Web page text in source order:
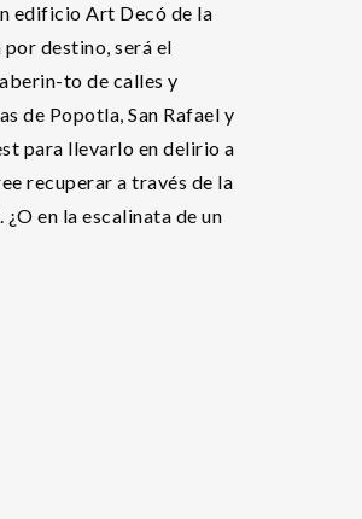
edificio Art Decó de la
destino, será el
to de calles y
de Popotla, San Rafael y
para llevarlo en delirio a
recuperar a través de la
en la escalinata de un